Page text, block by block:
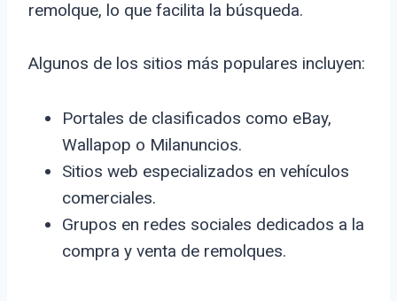
remolque, lo que facilita la búsqueda.
Algunos de los sitios más populares incluyen:
Portales de clasificados como eBay,
Wallapop o Milanuncios.
Sitios web especializados en vehículos
comerciales.
Grupos en redes sociales dedicados a la
compra y venta de remolques.